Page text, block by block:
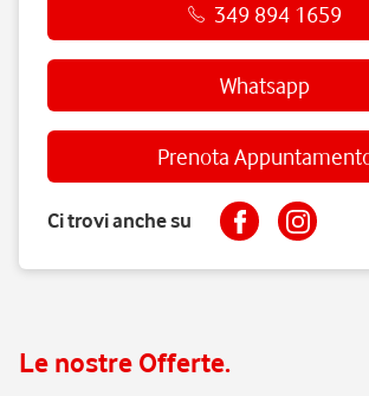
349 894 1659
Whatsapp
Prenota
Ci trovi anche su
Le nostre Offerte.